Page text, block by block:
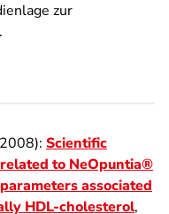
zur
Scientific
to NeOpuntia®
associated
HDL-cholesterol,